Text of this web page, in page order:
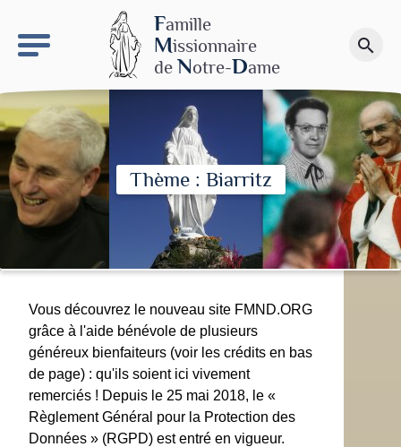
Famille
Missionnaire
de Notre-Dame
search
Faire un don
Thème : Biarritz
Vous découvrez le nouveau site FMND.ORG
grâce à l'aide bénévole de plusieurs
généreux bienfaiteurs (voir les crédits en bas
de page) : qu'ils soient ici vivement
remerciés ! Depuis le 25 mai 2018, le «
Règlement Général pour la Protection des
Données » (RGPD) est entré en vigueur.